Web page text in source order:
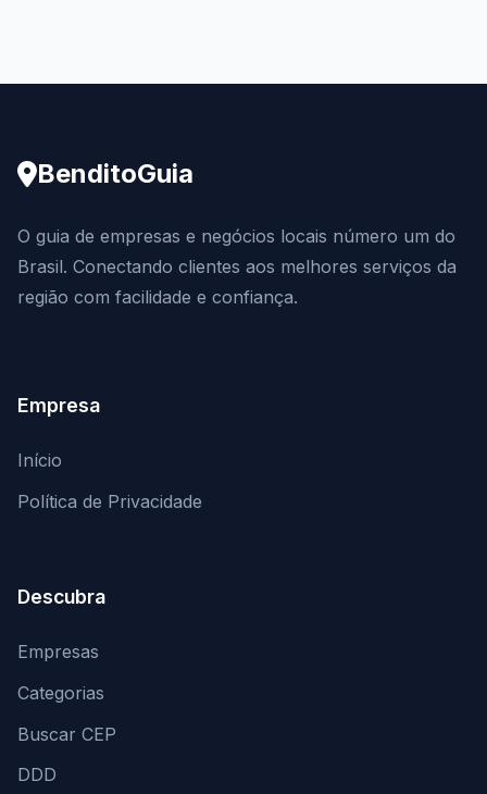
BenditoGuia
O guia de empresas e negócios locais número um do
Brasil. Conectando clientes aos melhores serviços da
região com facilidade e confiança.
Empresa
Início
Política de Privacidade
Descubra
Empresas
Categorias
Buscar CEP
DDD